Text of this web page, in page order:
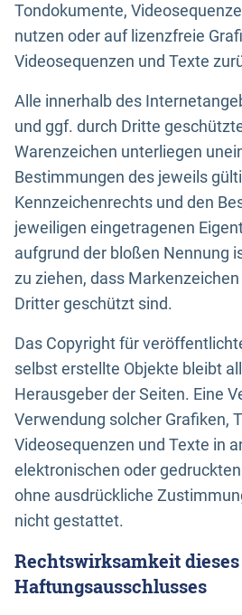
Tondokumente,
nutzen oder auf lizenzfreie
Videosequenzen und Texte
Alle innerhalb des
und ggf. durch Dritte
Warenzeichen unterliegen
Bestimmungen des jeweils
Kennzeichenrechts und den
jeweiligen eingetragenen
aufgrund der bloßen Nennung
zu ziehen, dass
Dritter geschützt sind.
Das Copyright für
selbst erstellte Objekte bleibt
Herausgeber der Seiten. Eine
Verwendung solcher Grafiken,
Videosequenzen und Texte in
elektronischen oder
ohne ausdrückliche
nicht gestattet.
Rechtswirksamkeit dieses
Haftungsausschlusses